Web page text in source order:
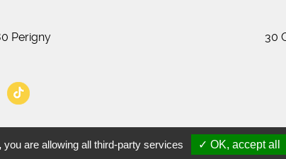
Perigny
30
you are allowing all third-party services ✓ OK, accept all